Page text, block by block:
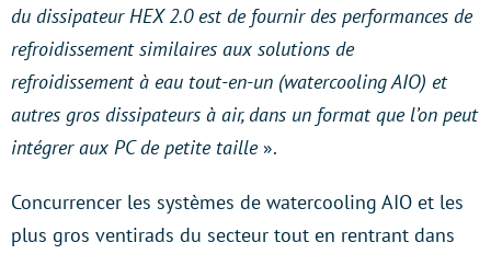
du dissipateur HEX 2.0 est de fournir des performances de
refroidissement similaires aux solutions de
refroidissement à eau tout-en-un (watercooling AIO) et
autres gros dissipateurs à air, dans un format que l’on peut
intégrer aux PC de petite taille».
Concurrencer les systèmes de watercooling AIO et les
plus gros ventirads du secteur tout en rentrant dans